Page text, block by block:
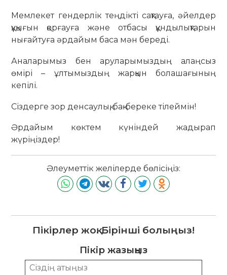
Мемлекет гендерлік теңдікті сақтауға, әйелдер
құқығын қорғауға және отбасы құндылықтарын
нығайтуға әрдайым баса мән береді.
Аналарымыз бен аруларымыздың алаңсыз
өмірі – ұлтымыздың жарқын болашағының
кепілі.
Сіздерге зор денсаулық, бақ-береке тілеймін!
Әрдайым көктем күніндей жадырап
жүріңіздер!
Әлеуметтік желілерде бөлісіңіз:
Пікірлер жоқ. Бірінші болыңыз!
Пікір жазыңыз